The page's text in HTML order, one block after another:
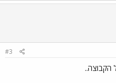
#3
הקבוצה..